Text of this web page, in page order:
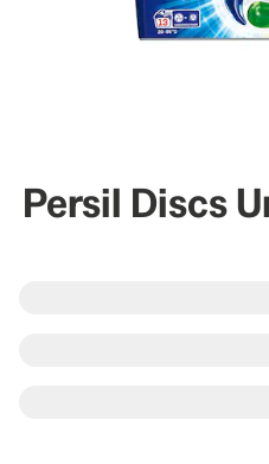
Persil Discs